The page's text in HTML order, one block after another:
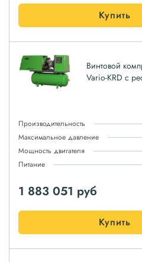
Купить
Винтовой
Vario-KRD с
Производительность
Максимальное давление
Мощность двигателя
Питание
1 883 051 руб
Купить